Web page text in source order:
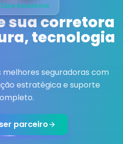
sua corretora
tecnologia
Assessoria
seguradoras com
estratégica e suporte
parceiro